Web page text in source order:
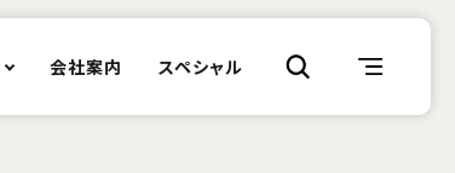
会社案内 スペシャル